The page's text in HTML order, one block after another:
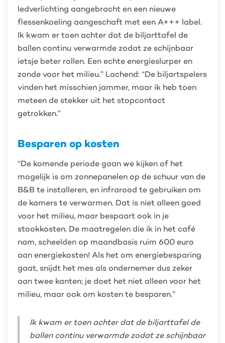
ledverlichting aangebracht en een nieuwe
flessenkoeling aangeschaft met een A+++ label.
Ik kwam er toen achter dat de biljarttafel de
ballen continu verwarmde zodat ze schijnbaar
ietsje beter rollen. Een echte energieslurper en
zonde voor het milieu.” Lachend: “De biljartspelers
vinden het misschien jammer, maar ik heb toen
meteen de stekker uit het stopcontact
getrokken.”
Besparen op kosten
“De komende periode gaan we kijken of het
mogelijk is om zonnepanelen op de schuur van de
B&B te installeren, en infrarood te gebruiken om
de kamers te verwarmen. Dat is niet alleen goed
voor het milieu, maar bespaart ook in je
stookkosten. De maatregelen die ik in het café
nam, scheelden op maandbasis ruim 600 euro
aan energiekosten! Als het om energiebesparing
gaat, snijdt het mes als ondernemer dus zeker
aan twee kanten; je doet het niet alleen voor het
milieu, maar ook om kosten te besparen.”
Ik kwam er toen achter dat de biljarttafel de
ballen continu verwarmde zodat ze schijnbaar